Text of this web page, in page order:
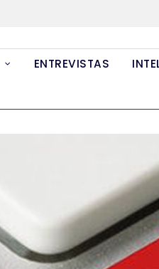
ENTREVISTAS